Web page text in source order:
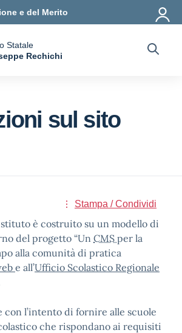
e del Merito
Statale
Rechichi
sul sito
Stampa / Condividi
è costruito su un modello di
del progetto “Un CMS per la
alla comunità di pratica
e all’Ufficio Scolastico Regionale
con l’intento di fornire alle scuole
che rispondano ai requisiti